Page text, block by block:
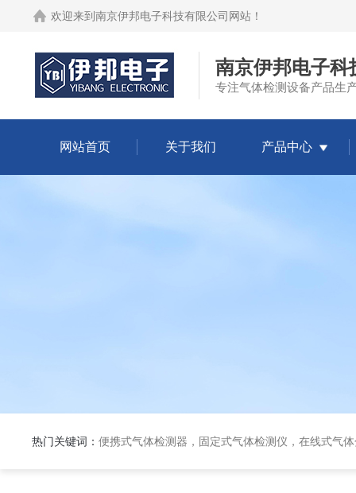
欢迎来到 南京伊邦电子科技有限公司网站 ！
南京伊邦电子科
专注气体检测设备产品生
网站首页 关于我们 产品中心
热门关键词： 便携式气体检测器，固定式气体检测仪，在线式气